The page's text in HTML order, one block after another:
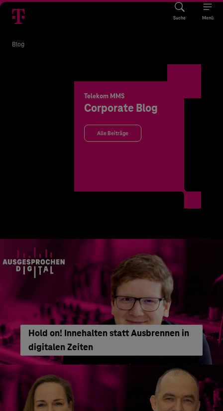
Suche Menü
Blog
Telekom MMS
Corporate Blog
Alle Beiträge
Hold on! Innehalten statt Ausbrennen in
digitalen Zeiten